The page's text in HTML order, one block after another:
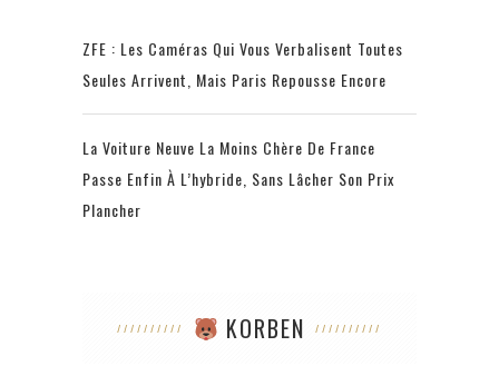
ZFE : Les Caméras Qui Vous Verbalisent Toutes
Seules Arrivent, Mais Paris Repousse Encore
La Voiture Neuve La Moins Chère De France
Passe Enfin À L’hybride, Sans Lâcher Son Prix
Plancher
KORBEN